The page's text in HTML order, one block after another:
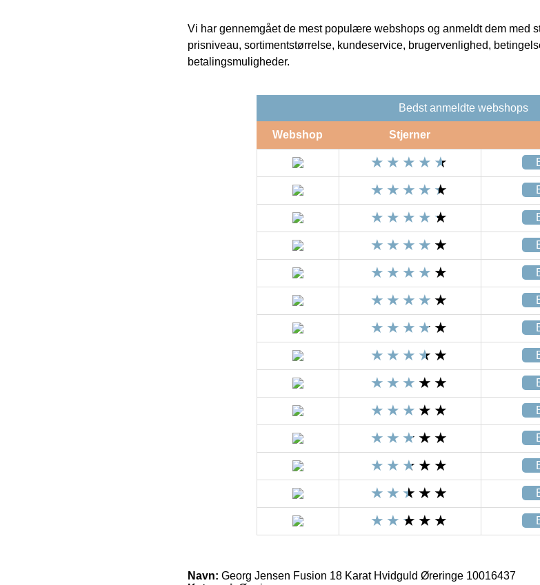
Vi har gennemgået de mest populære webshops og anmeldt dem med
prisniveau, sortimentstørrelse, kundeservice, brugervenlighed,
betalingsmuligheder.
Bedst anmeldte webshops
Webshop Stjerner
Navn: Georg Jensen Fusion 18 Karat Hvidguld Øreringe 10016437